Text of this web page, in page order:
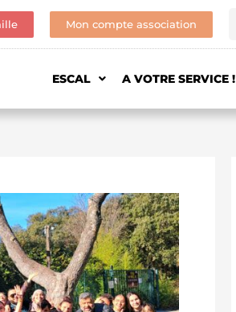
Mon compte association
ESCAL A VOTRE SERVICE !